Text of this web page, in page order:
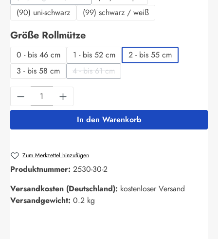
(Diese Option ist zurzeit nicht verfügbar.)
(90) uni-schwarz
(99) schwarz / weiß
Größe Rollmützeauswählen
0 - bis 46 cm 1 - bis 52 cm
2 - bis 55 cm
3 - bis 58 cm
4 - bis 61 cm
(Diese Option ist zurzeit nicht verfügbar.)
Produkt Anzahl: Gib den gewünschten
In den Warenkorb
Zum Merkzettel hinzufügen
Produktnummer: 2530-30-2
Versandkosten (Deutschland): kostenloser Versand
Versandgewicht: 0.2 kg